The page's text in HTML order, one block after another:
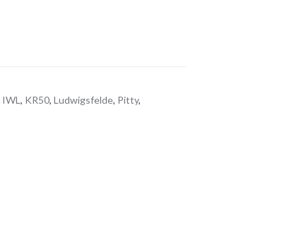
IWL , KR50, Ludwigsfelde, Pitty,